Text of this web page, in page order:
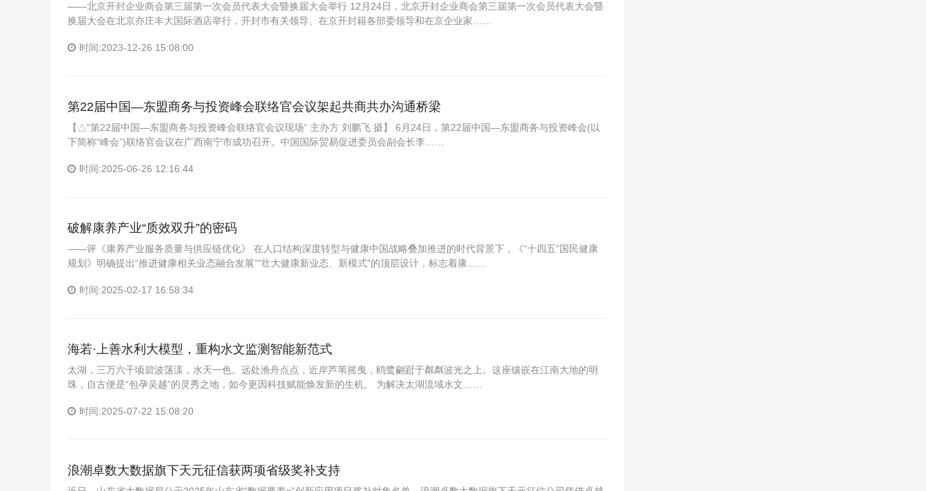
——北京开封企业商会第三届第一次会员代表大会暨换届大会举行 12月24日，北京开封企业商会第三届第一次会员代表大会暨
换届大会在北京亦庄丰大国际酒店举行，开封市有关领导、在京开封籍各部委领导和在京企业家……
时间:2023-12-26 15:08:00
第22届中国—东盟商务与投资峰会联络官会议架起共商共办沟通桥梁
【△“第22届中国—东盟商务与投资峰会联络官会议现场“ 主办方 刘鹏飞 摄】 6月24日，第22届中国—东盟商务与投资峰会(以
下简称“峰会”)联络官会议在广西南宁市成功召开。中国国际贸易促进委员会副会长李……
时间:2025-06-26 12:16:44
破解康养产业“质效双升”的密码
——评《康养产业服务质量与供应链优化》 在人口结构深度转型与健康中国战略叠加推进的时代背景下，《“十四五”国民健康
规划》明确提出“推进健康相关业态融合发展”“壮大健康新业态、新模式”的顶层设计，标志着康……
时间:2025-02-17 16:58:34
海若·上善水利大模型，重构水文监测智能新范式
太湖，三万六千顷碧波荡漾，水天一色。远处渔舟点点，近岸芦苇摇曳，鸥鹭翩跹于粼粼波光之上。这座镶嵌在江南大地的明
珠，自古便是“包孕吴越”的灵秀之地，如今更因科技赋能焕发新的生机。 为解决太湖流域水文……
时间:2025-07-22 15:08:20
浪潮卓数大数据旗下天元征信获两项省级奖补支持